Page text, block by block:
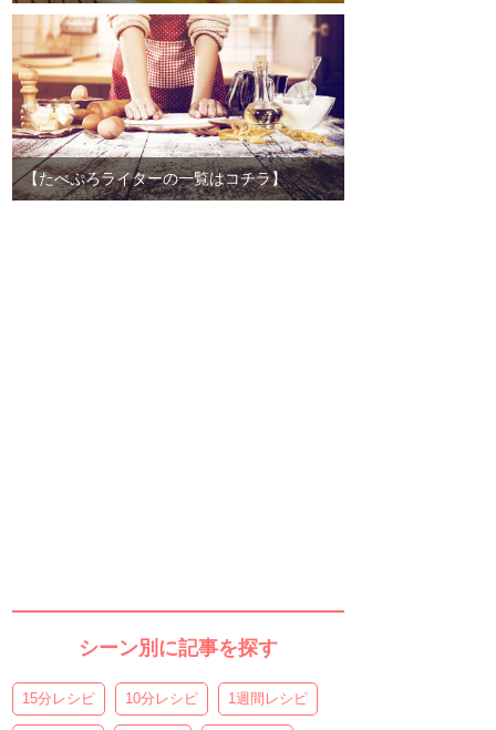
【たべぷろライターの一覧はコチラ】
シーン別に記事を探す
15分レシピ 10分レシピ 1週間レシピ